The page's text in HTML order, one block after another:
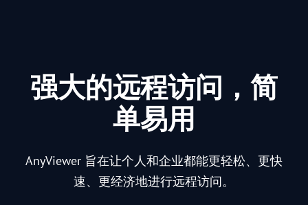
强大的远程访问，简
单易用
AnyViewer 旨在让个人和企业都能更轻松、更快
速、更经济地进行远程访问。